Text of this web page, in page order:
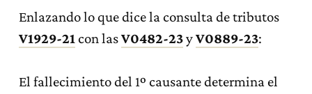
Enlazando lo que dice la consulta de tributos
V1929-21con lasV0482-23yV0889-23:
El fallecimiento del 1º causante determina el